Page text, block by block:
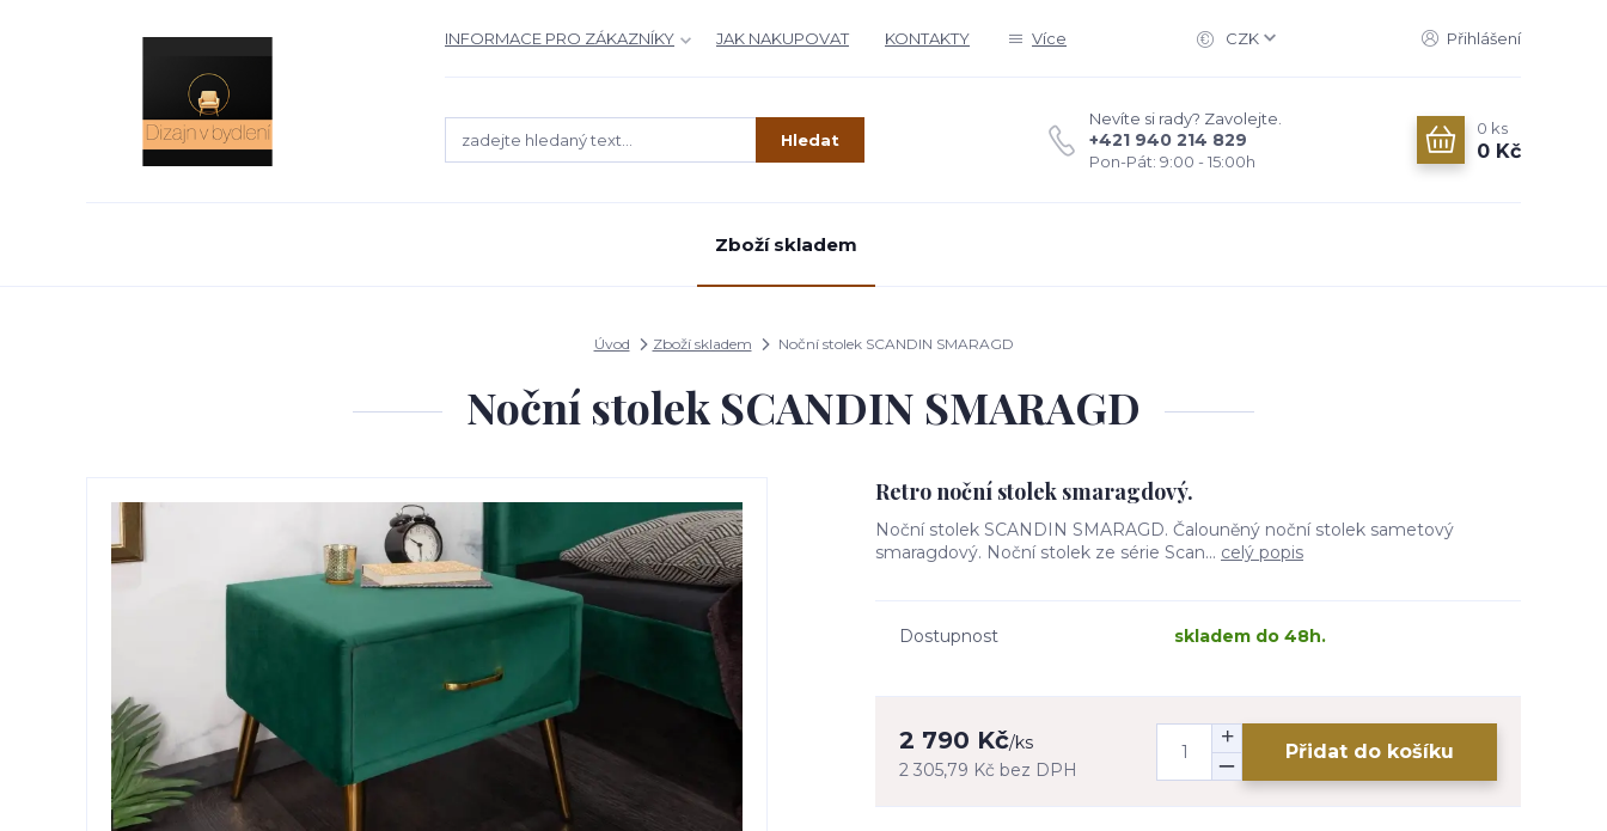
INFORMACE PRO ZÁKAZNÍKY JAK NAKUPOVAT KONTAKTY Více CZK Přihlášení
Hledat
Nevíte si rady? Zavolejte.
+421 940 214 829
Pon-Pát: 9:00 - 15:00h
0 ks
0 Kč
Zboží skladem
Úvod Zboží skladem Noční stolek SCANDIN SMARAGD
Noční stolek SCANDIN SMARAGD
Retro noční stolek smaragdový.
Noční stolek SCANDIN SMARAGD. Čalouněný noční stolek sametový
smaragdový. Noční stolek ze série Scan... celý popis
Dostupnost skladem do 48h.
2 790 Kč/ks
2 305,79 Kč bez DPH
Přidat do košíku